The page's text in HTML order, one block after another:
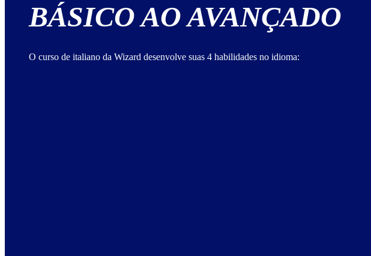
BÁSICO AO AVANÇADO
O curso de italiano da Wizard desenvolve suas 4 habilidades no idioma: